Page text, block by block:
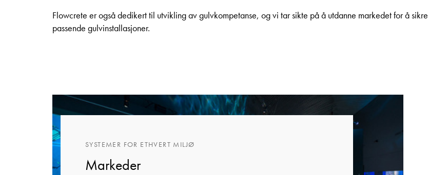
Flowcrete er også dedikert til utvikling av gulvkompetanse, og vi tar sikte på å utdanne markedet for å sikre
passende gulvinstallasjoner.
SYSTEMER FOR ETHVERT MILJØ
Markeder